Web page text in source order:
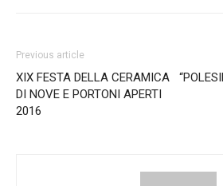
Previous article
XIX FESTA DELLA CERAMICA
DI NOVE E PORTONI APERTI
2016